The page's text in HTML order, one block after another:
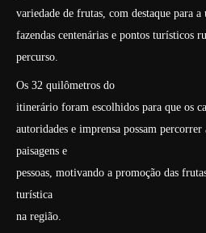
variedade de frutas, com destaque para
fazendas centenárias e pontos turísticos
percurso.
Os 32 quilômetros do
itinerário foram escolhidos para que os
autoridades e imprensa possam percorrer
paisagens e
pessoas, motivando a promoção das
turística
na região.